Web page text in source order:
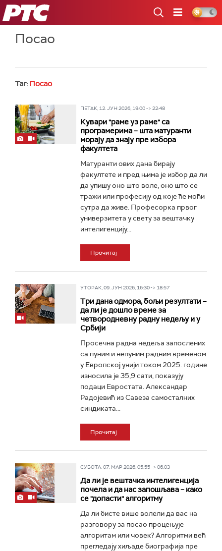
РТС
Посао
Таг: Посао
ПЕТАК, 12. ЈУН 2026, 19:00 -> 22:48
Кувари "раме уз раме" са
програмерима – шта матуранти
морају да знају пре избора
факултета
Матуранти ових дана бирају
факултете и пред њима је избор да ли
да упишу оно што воле, оно што се
тражи или професију од које ће моћи
сутра да живе. Професорка првог
универзитета у свету за вештачку
интелигенцију...
Прочитај
УТОРАК, 09. ЈУН 2026, 16:30 -> 18:57
Три дана одмора, бољи резултати –
да ли је дошло време за
четвородневну радну недељу и у
Србији
Просечна радна недеља запослених
са пуним и непуним радним временом
у Европској унији током 2025. године
износила је 35,9 сати, показују
подаци Евростата. Александар
Радојевић из Савеза самосталних
синдиката...
Прочитај
СУБОТА, 07. МАР 2026, 05:55 -> 06:03
Да ли је вештачка интелигенција
почела и да нас запошљава – како
се "допасти" алгоритму
Да ли бисте више волели да вас на
разговору за посао процењује
алгоритам или човек? Алгоритми већ
прегледају хиљаде биографија пре